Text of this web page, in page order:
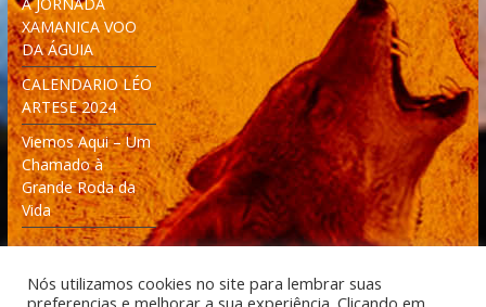
XAMANICA VOO
DA ÁGUIA
CALENDARIO LÉO
ARTESE 2024
Viemos Aqui – Um
Chamado à
Grande Roda da
Vida
Nós utilizamos cookies no site para lembrar suas
preferencias e melhorar a sua experiência. Clicando em